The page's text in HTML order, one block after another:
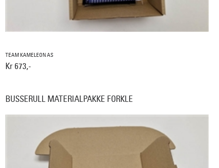
TEAM KAMELEON AS
Kr 673,-
BUSSERULL MATERIALPAKKE FORKLE